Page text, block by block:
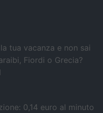
tua vacanza e non sai
Fiordi o Grecia?
0,14 euro al minuto